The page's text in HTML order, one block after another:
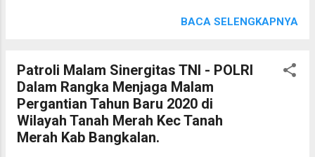
mengenal, dekat dengan warga binaannya
kami adalah memberi...
Bersama 3 Anggota Pos PAM, 4 Anggota
Gereja GPDI acara Akhir Tahun dan Awal
Tahun di Desa Telaga Biru Kec. Tanjungbumi
Kab. Bangkalan. Agar pelaksanaan dapat
berjalan aman tanpa gangguan. Kegiatan
Pengaman Gereja dan Rumah Ibadah oleh
BACA SELENGKAPNYA
Patroli Malam Sinergitas TNI - POLRI
Dalam Rangka Menjaga Malam
Pergantian Tahun Baru 2020 di
Wilayah Tanah Merah Kec Tanah
Merah Kab Bangkalan.